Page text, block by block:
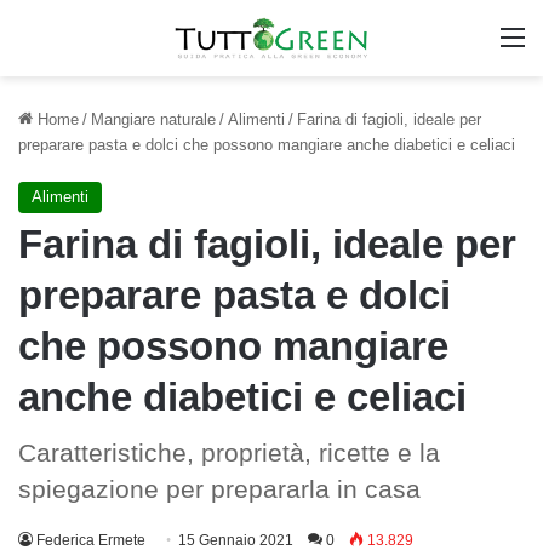
Home / Mangiare naturale / Alimenti / Farina di fagioli, ideale per
preparare pasta e dolci che possono mangiare anche diabetici e celiaci
Alimenti
Farina di fagioli, ideale per
preparare pasta e dolci
che possono mangiare
anche diabetici e celiaci
Caratteristiche, proprietà, ricette e la
spiegazione per prepararla in casa
Federica Ermete 15 Gennaio 2021 0 13.829